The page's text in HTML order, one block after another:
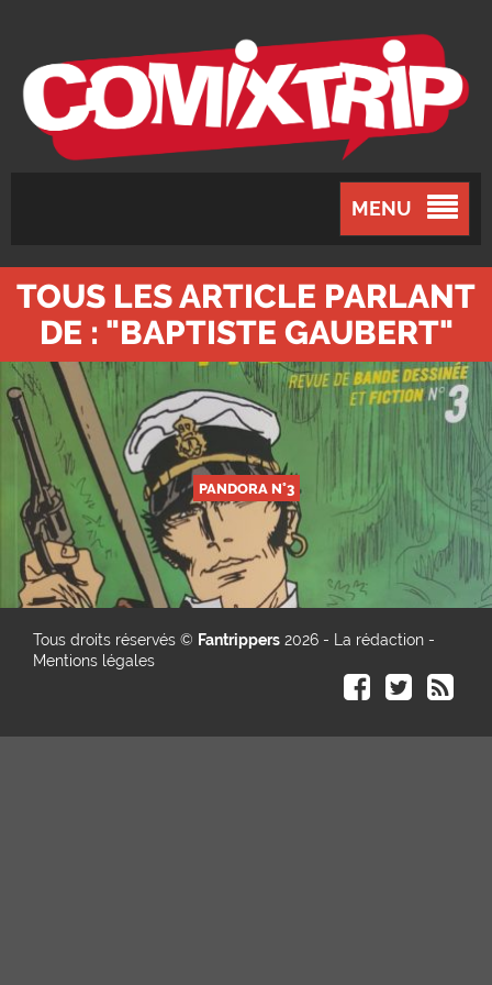
MENU
TOUS LES ARTICLE PARLANT
DE : "BAPTISTE GAUBERT"
PANDORA N°3
Tous droits réservés © Fantrippers 2026 - La rédaction -
Mentions légales